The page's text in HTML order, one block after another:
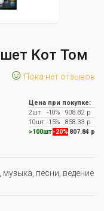
Кот Том
☺ Пока нет отзывов
Цена при покупке:
2шт
-10%
908.82 р
10шт -15%
858.33 р
>100шт -20% 807.84 р
песни, ведение